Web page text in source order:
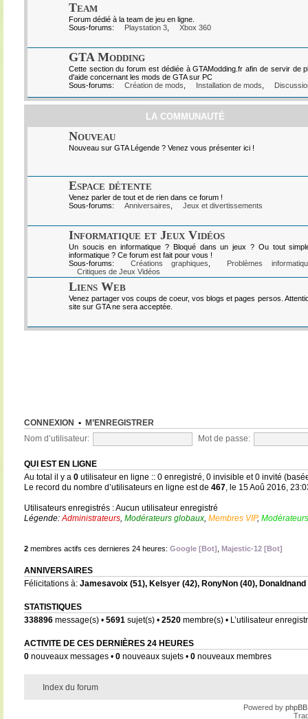
Team
Forum dédié à la team de jeu en ligne.
Sous-forums:
Playstation 3, Xbox 360
GTA Modding
Cette section du forum est dédiée à GTAModding.fr afin de servir de
d'aide concernant les mods de GTA sur PC
Sous-forums:
Création de mods Installation de mods
LA COMMUNAUTÉ
Nouveau
Nouveau sur GTA Légende ? Venez vous présenter ici !
Espace détente
Venez parler de tout et de rien dans ce forum !
Sous-forums:
Anniversaires Jeux et divertissements
Informatique et Jeux Vidéos
Un soucis en informatique ? Bloqué dans un jeux ? Ou tout
informatique ? Ce forum est fait pour vous !
Sous-forums:
Créations graphiques
Problèmes
Critiques de Jeux Vidéos
Liens Web
Venez partager vos coups de coeur, vos blogs et pages persos.
site sur GTA ne sera acceptée.
CONNEXION • M’ENREGISTRER
Nom d’utilisateur: Mot de passe:
QUI EST EN LIGNE
Au total il y a 0utilisateur en ligne :: 0 enregistré, 0 invisible et 0 invité
Le record du nombre d’utilisateurs en ligne est de 467, le 15 Aoû 2016,
Utilisateurs enregistrés : Aucun utilisateur enregistré
Légende:Administrateurs, Modérateurs globaux, Membres VIP,
2membres actifs ces dernieres 24 heures: Google [Bot] Majestic-12 [Bot]
ANNIVERSAIRES
Félicitations à: Jamesavoix(51), Kelsyer(42), RonyNon(40), Donaldnand
STATISTIQUES
338896message(s) • 5691sujet(s) • 2520membre(s) • L’utilisateur
ACTIVITE DE CES DERNIÈRES 24 HEURES
0nouveaux messages • 0nouveaux sujets • 0nouveaux membres
Index du forum
Powered by phpBB